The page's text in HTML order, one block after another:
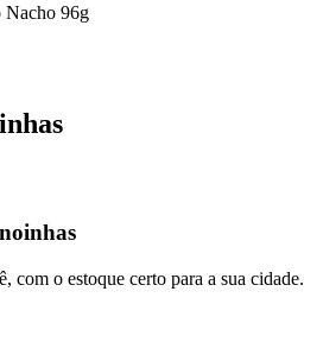
Nacho 96g
com o estoque certo para a sua cidade.